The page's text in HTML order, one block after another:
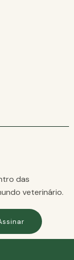
das
veterinário.